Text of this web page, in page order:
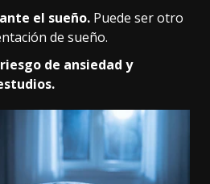
el sueño. Puede ser otro
de sueño.
de ansiedad y
.